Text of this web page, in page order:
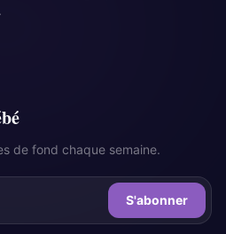
de fond chaque semaine.
S'abonner